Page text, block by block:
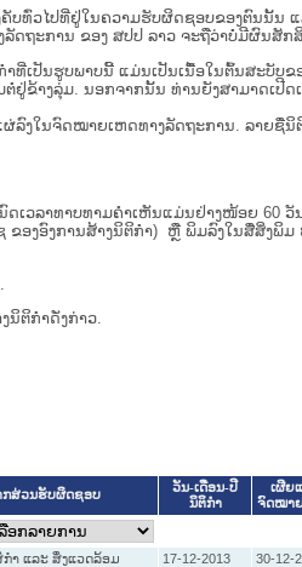
ທົ່ວໄປທີ່ຢູ່ໃນຄວາມຮັບຜິດຊອບຂອງຕົນນັ້ນ
ດ​ຖະ​ການ ຂອງ ສປ​ປ ລາວ ​ຈະຖື​ວ່າບໍ່​ມີ​ຜົນ​ສັກ​
ທີ່ເປັນຮູບພາບນີ້ ແມ່ນເປັນເນື້ອໃນຕົ້ນສະບັບ
ຢູ່ຂ້າງລຸ່ມ. ນອກຈາກນັ້ນ ທ່ານຍັງສາມາດເປີດ
ງໃນຈົດໝາຍເຫດທາງລັດຖະການ. ລາຍຊື່
ດເວລາທາບທາມຄໍາເຫັນແມ່ນຢ່າງໜ້ອຍ
ຂອງອົງການສ້າງນິຕິກຳ) ຫຼື ພິມລົງໃນສື່ສິ່ງພິ
ນິຕິກຳດັ່ງກ່າວ.
ກສ່ວນຮັບຜິດຊອບ
ວັນ-ເດືອນ-ປີ
ນິຕິກໍາ
ເຜີຍ
ຈົດໝາ
ຳ ແລະ ສິ່ງແວດລ້ອມ 17-12-2013 30-12-